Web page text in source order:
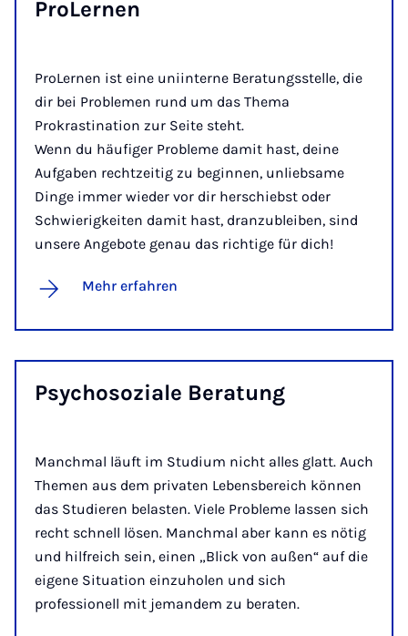
Pro­Ler­nen
ProLernen ist eine uniinterne Beratungsstelle, die
dir bei Problemen rund um das Thema
Prokrastination zur Seite steht.
Wenn du häufiger Probleme damit hast, deine
Aufgaben rechtzeitig zu beginnen, unliebsame
Dinge immer wieder vor dir herschiebst oder
Schwierigkeiten damit hast, dranzubleiben, sind
unsere Angebote genau das richtige für dich!
Mehr erfahren
Psy­cho­­so­­zi­a­le Be­ra­tung
Manchmal läuft im Studium nicht alles glatt. Auch
Themen aus dem privaten Lebensbereich können
das Studieren belasten. Viele Probleme lassen sich
recht schnell lösen. Manchmal aber kann es nötig
und hilfreich sein, einen „Blick von außen“ auf die
eigene Situation einzuholen und sich
professionell mit jemandem zu beraten.